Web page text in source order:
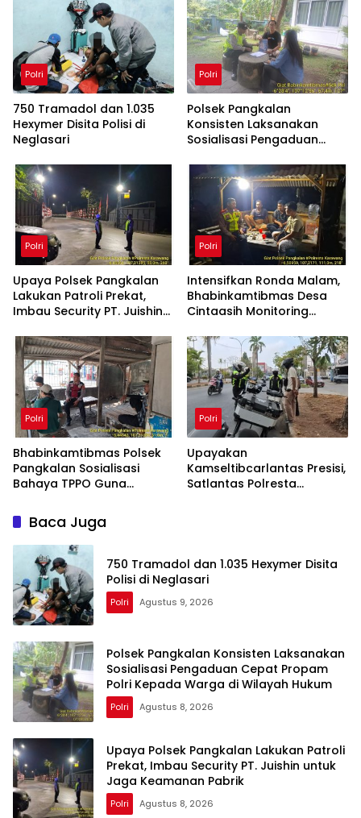
Polri
750 Tramadol dan 1.035
Hexymer Disita Polisi di
Neglasari
Polri
Polsek Pangkalan
Konsisten Laksanakan
Sosialisasi Pengaduan
Kepada Warga di Wilayah
Hukum
Polri
Upaya Polsek Pangkalan
Lakukan Patroli Prekat,
Imbau Security PT. Juishin
Pabrik
Polri
Intensifkan Ronda Malam,
Bhabinkamtibmas Desa
Cintaasih Monitoring
Masyarakat
Polri
Bhabinkamtibmas Polsek
Pangkalan Sosialisasi
Bahaya TPPO Guna
Parunglaksana akan
Dampak Buruknya
Polri
Upayakan
Kamseltibcarlantas Presisi,
Satlantas Polresta
Baca Juga
750 Tramadol dan 1.035 Hexymer Disita
Polisi di Neglasari
Polri Agustus 9, 2026
Polsek Pangkalan Konsisten Laksanakan
Sosialisasi Pengaduan Cepat Propam
Polri Kepada Warga di Wilayah Hukum
Polri Agustus 8, 2026
Upaya Polsek Pangkalan Lakukan Patroli
Prekat, Imbau Security PT. Juishin untuk
Jaga Keamanan Pabrik
Polri Agustus 8, 2026